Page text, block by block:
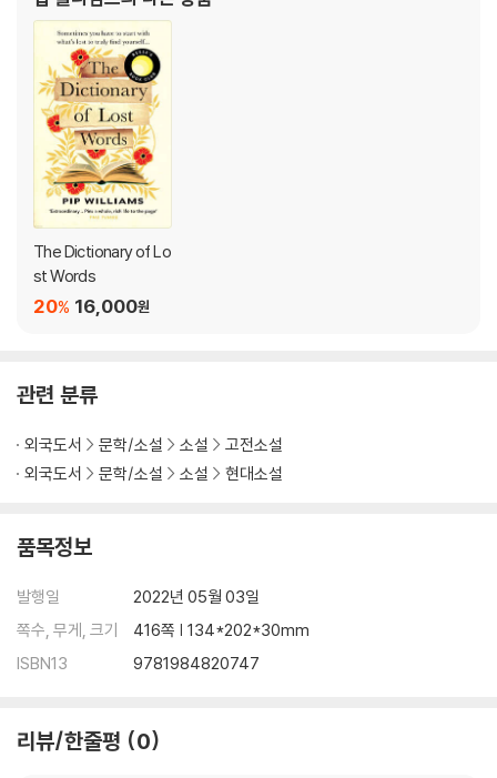
ting to women’s and common folks’ experiences often go unr
ecorded. And so she begins in earnest to search out words fo
r her own dictionary: the Dictionary of Lost Words. To do so sh
e must leave the sheltered world of the university and ventur
e out to meet the people whose words will fill those pages.
Set during the height of the women’s suffrage movement and
with the Great War looming, The Dictionary of Lost Words rev
eals a lost narrative, hidden between the lines of a history writ
ten by men. Inspired by actual events, author Pip Williams has
delved into the archives of the Oxford English Dictionary to tel
l this highly original story. The Dictionary of Lost Words is a deli
WINNER OF THE AUSTRALIAN BOOK INDUSTRY AWARD
된 세계를 섬세한 감정들, 아름다운 문장들, 글과
The Dictionary of Lo
st Words
16,000원
20%
관련 분류
외국도서 문학/소설 소설
고전소설
외국도서
문학/소설 소설 현대소설
품목정보
발행일
2022년 05월 03일
쪽수, 무게, 크기
416쪽 | 134*202*30mm
ISBN13
9781984820747
리뷰/한줄평 0